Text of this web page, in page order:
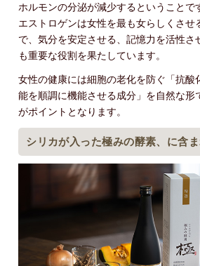
ホルモンの分泌が減少するということで
エストロゲンは女性を最も女らしくさせ
で、気分を安定させる、記憶力を活性さ
も重要な役割を果たしています。
女性の健康には細胞の老化を防ぐ「抗酸
能を順調に機能させる成分」を自然な形
がポイントとなります。
シリカが入った極みの酵素、に含